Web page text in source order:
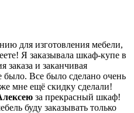
для изготовления мебели,
Я заказывала шкаф-купе в
заказа и заканчивая
Все было сделано очень
мне ещё скидку сделали!
за прекрасный шкаф!
буду заказывать только